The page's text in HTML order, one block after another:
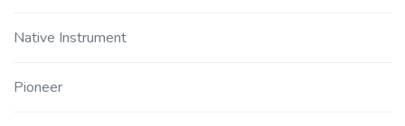
Native Instrument
Pioneer